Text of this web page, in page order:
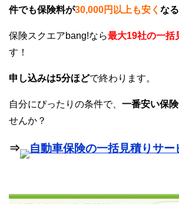
件でも保険料が30,000円以上も安く なる
保険スクエアbang!なら最大19社の一括
す！
申し込みは5分ほどで終わります。
自分にぴったりの条件で、 一番安い保
せんか？
⇒ 自動車保険の一括見積りサー